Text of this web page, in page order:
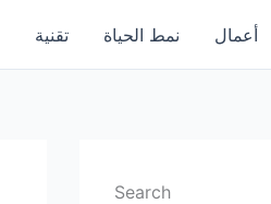
تقنية نمط الحياة أعمال
Search